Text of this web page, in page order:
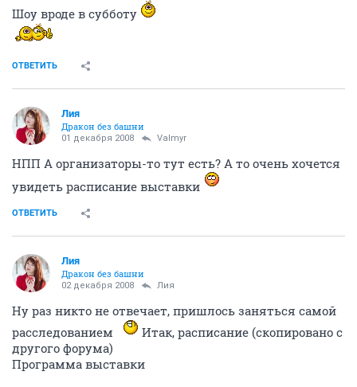
Шоу вроде в субботу
ОТВЕТИТЬ
Лия
Дракон без башни
01 декабря 2008 Valmyr
НПП А организаторы-то тут есть? А то очень хочется
увидеть расписание выставки
ОТВЕТИТЬ
Лия
Дракон без башни
02 декабря 2008 Лия
Ну раз никто не отвечает, пришлось заняться самой
расследованием
Итак, расписание (скопировано с
другого форума)
Программа выставки